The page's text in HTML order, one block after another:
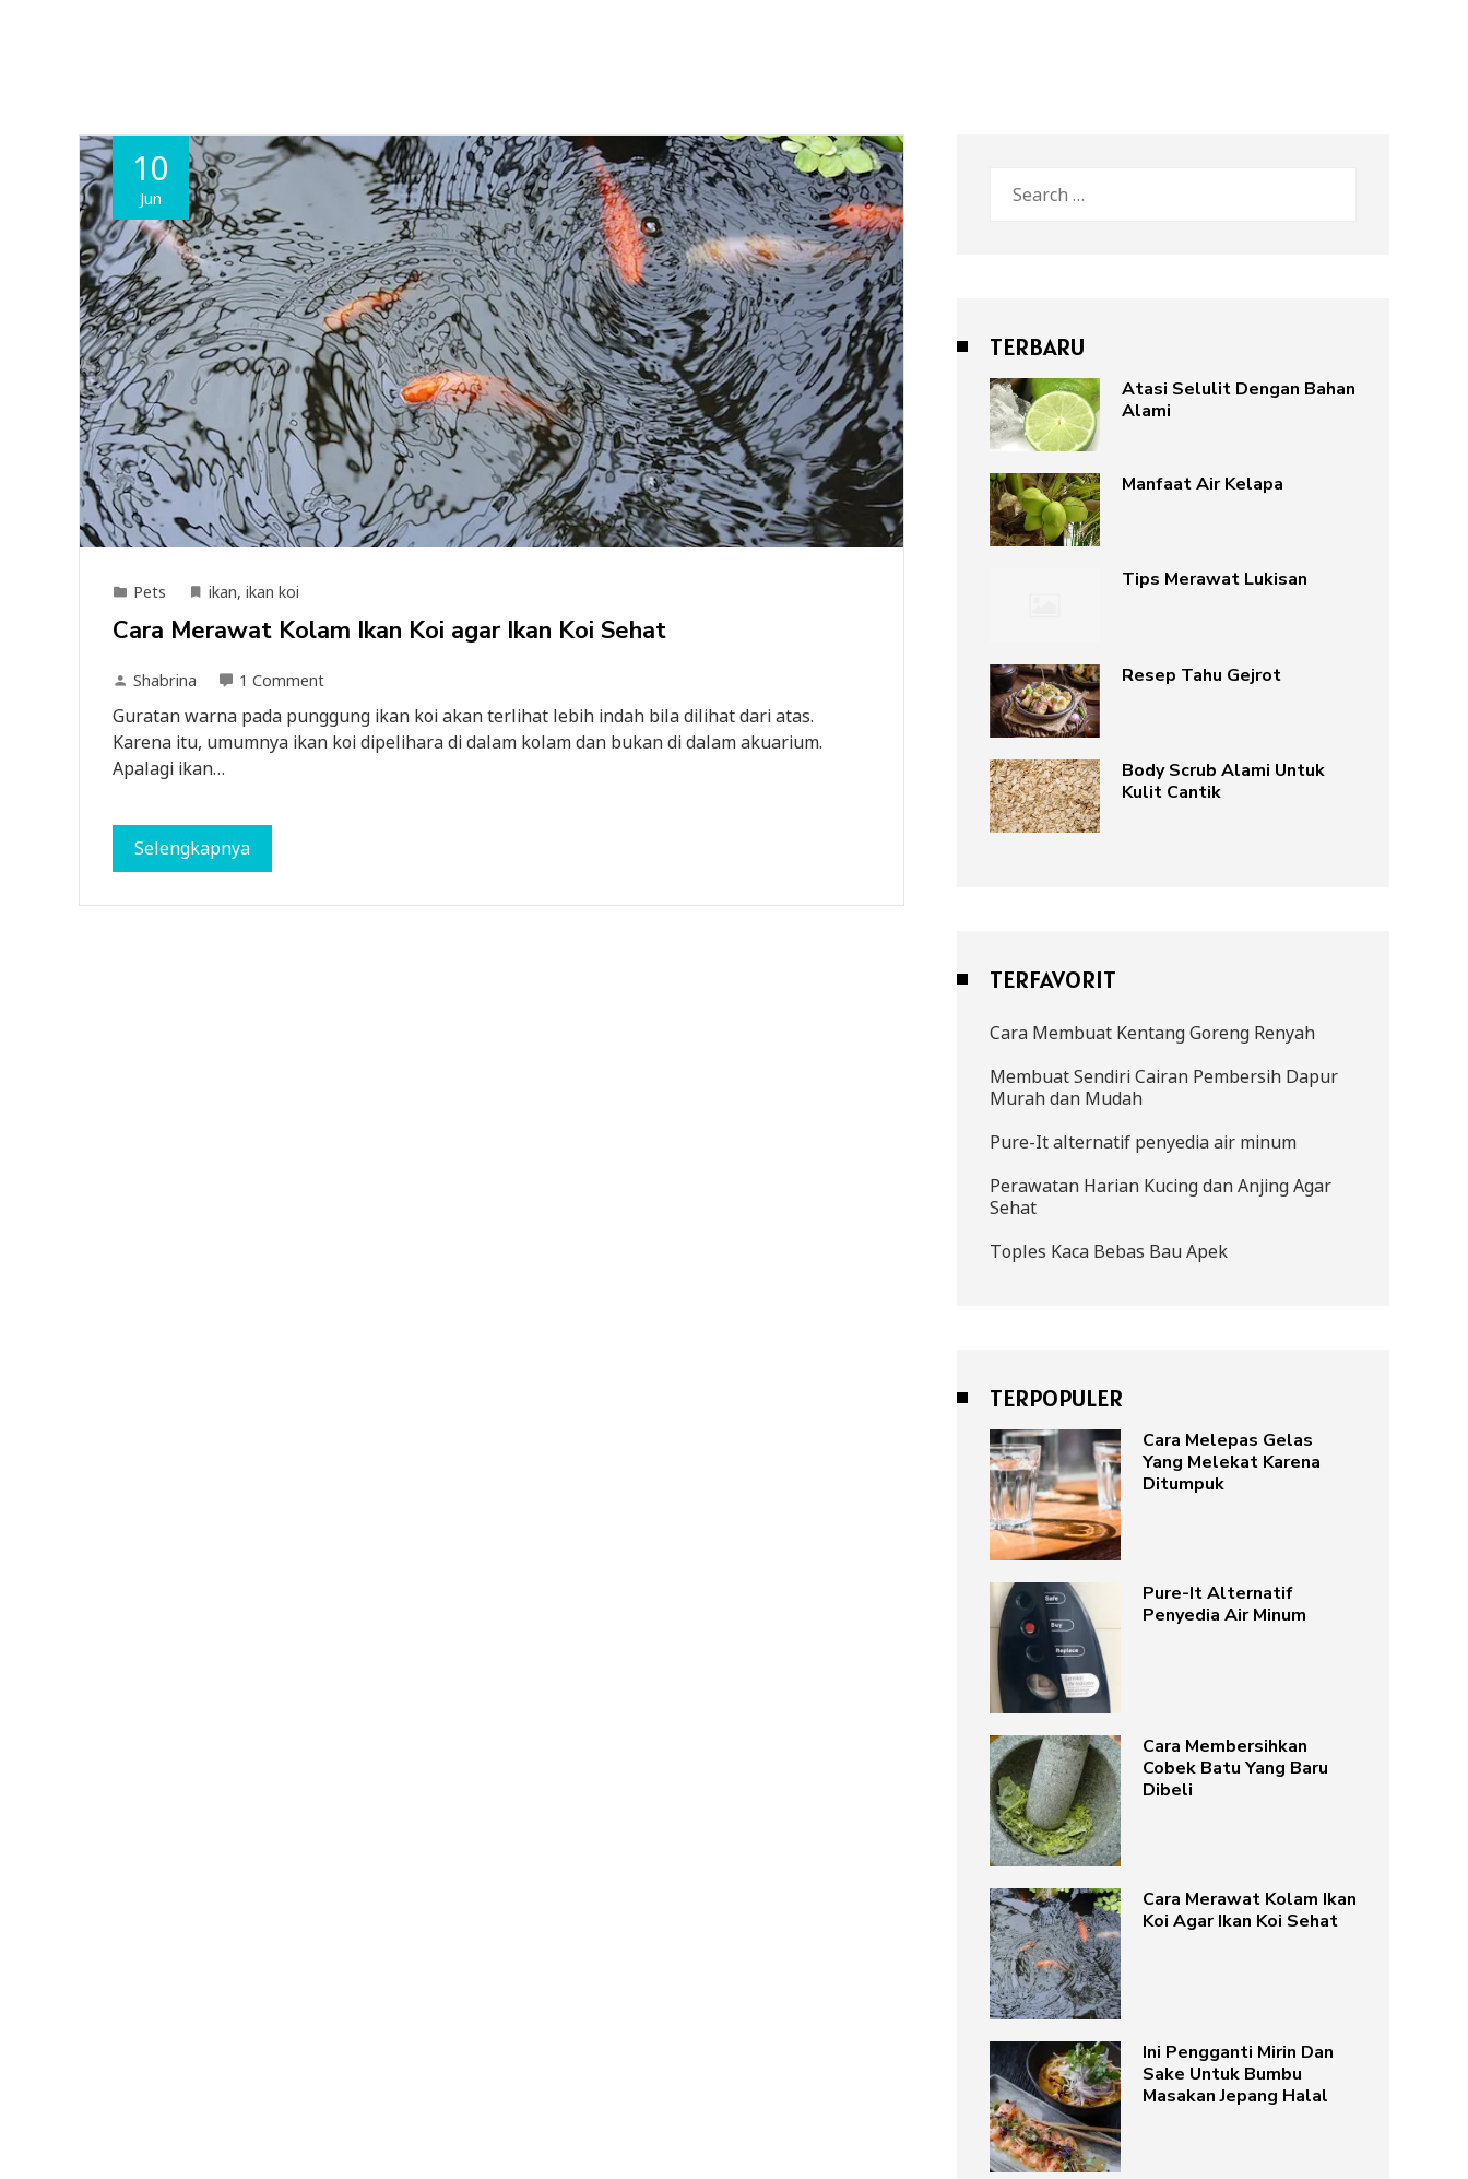
10
Jun
Pets ikan, ikan koi
Cara Merawat Kolam Ikan Koi agar Ikan Koi Sehat
Shabrina 1 Comment
Guratan warna pada punggung ikan koi akan terlihat lebih indah bila dilihat dari atas.
Karena itu, umumnya ikan koi dipelihara di dalam kolam dan bukan di dalam akuarium.
Apalagi ikan…
Selengkapnya
for:
TERBARU
Atasi Selulit Dengan Bahan
Alami
Manfaat Air Kelapa
Tips Merawat Lukisan
Resep Tahu Gejrot
Body Scrub Alami Untuk
Kulit Cantik
TERFAVORIT
Cara Membuat Kentang Goreng Renyah
Membuat Sendiri Cairan Pembersih Dapur
Murah dan Mudah
Pure-It alternatif penyedia air minum
Perawatan Harian Kucing dan Anjing Agar
Sehat
Toples Kaca Bebas Bau Apek
TERPOPULER
Cara Melepas Gelas
Yang Melekat Karena
Ditumpuk
Pure-It Alternatif
Penyedia Air Minum
Cara Membersihkan
Cobek Batu Yang Baru
Dibeli
Cara Merawat Kolam Ikan
Koi Agar Ikan Koi Sehat
Ini Pengganti Mirin Dan
Sake Untuk Bumbu
Masakan Jepang Halal